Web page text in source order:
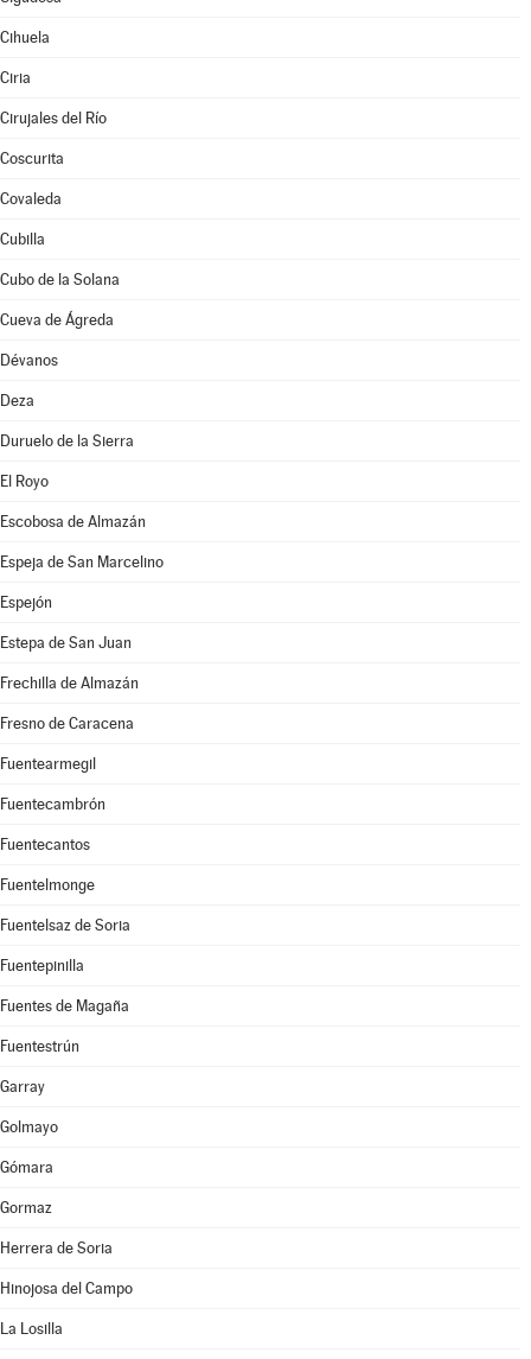
Cihuela
Ciria
Cirujales del Río
Coscurita
Covaleda
Cubilla
Cubo de la Solana
Cueva de Ágreda
Dévanos
Deza
Duruelo de la Sierra
El Royo
Escobosa de Almazán
Espeja de San Marcelino
Espejón
Estepa de San Juan
Frechilla de Almazán
Fresno de Caracena
Fuentearmegil
Fuentecambrón
Fuentecantos
Fuentelmonge
Fuentelsaz de Soria
Fuentepinilla
Fuentes de Magaña
Fuentestrún
Garray
Golmayo
Gómara
Gormaz
Herrera de Soria
Hinojosa del Campo
La Losilla